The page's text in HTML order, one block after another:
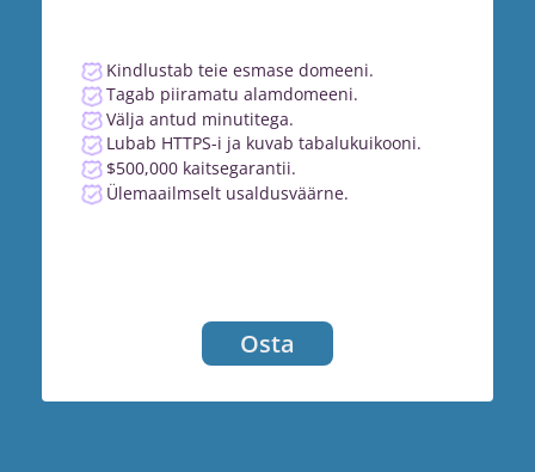
Kindlustab teie esmase domeeni.
Tagab piiramatu alamdomeeni.
Välja antud minutitega.
Lubab HTTPS-i ja kuvab tabalukuikooni.
$500,000 kaitsegarantii.
Ülemaailmselt usaldusväärne.
Osta